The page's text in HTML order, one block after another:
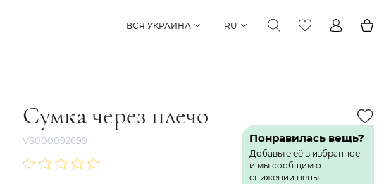
ВСЯ УКРАИНА RU
Сумка через плечо
VS000092699 Понравилась вещь?
Добавьте её в избранное
и мы сообщим о
снижении цены.